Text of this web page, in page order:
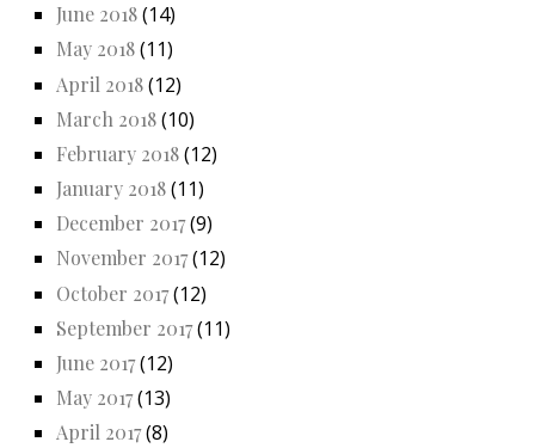
June 2018(14)
May 2018(11)
April 2018(12)
March 2018(10)
February 2018(12)
January 2018(11)
December 2017(9)
November 2017(12)
October 2017(12)
September 2017(11)
June 2017(12)
May 2017(13)
April 2017(8)